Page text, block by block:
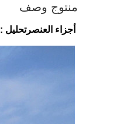
منتوج وصف
أجزاء العنصرتحليل :